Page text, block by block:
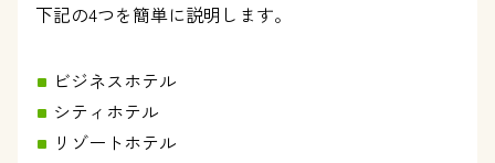
下記の4つを簡単に説明します。
ビジネスホテル
シティホテル
リゾートホテル